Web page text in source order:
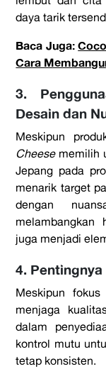
daya tarik
Baca Juga:
Cara
3.
Desain dan
Meskipun
Cheesememilih
Jepang pada
menarik target
dengan
melambangkan
juga menjadi
4. Pentingnya
Meskipun
menjaga
dalam
kontrol mutu
tetap konsisten.